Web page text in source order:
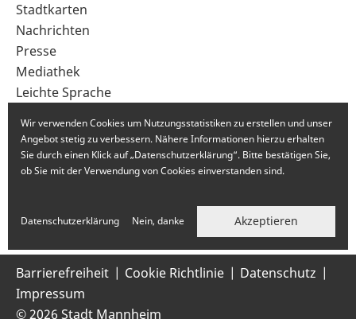
Fußbereich
Stadtkarten
Nachrichten
Presse
Mediathek
Leichte Sprache
Barrierefreiheit Cookie Richtlinie
Datenschutz
Impressum
© 2026 Stadt Mannheim
Wir verwenden Cookies um Nutzungsstatistiken zu erstellen und unser
Angebot stetig zu verbessern. Nähere Informationen hierzu erhalten
Sie durch einen Klick auf „Datenschutzerklärung“. Bitte bestätigen Sie,
ob Sie mit der Verwendung von Cookies einverstanden sind.
Datenschutzerklärung Nein, danke Akzeptieren